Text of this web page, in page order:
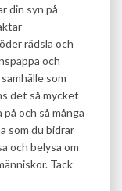
din syn på
rädsla och
och
som
det så mycket
och så många
som du bidrar
och belysa om
Tack